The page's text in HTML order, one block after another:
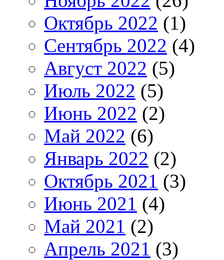
Октябрь 2022 (1)
Сентябрь 2022 (4)
Август 2022 (5)
Июль 2022 (5)
Июнь 2022 (2)
Май 2022 (6)
Январь 2022 (2)
Октябрь 2021 (3)
Июнь 2021 (4)
Май 2021 (2)
Апрель 2021 (3)